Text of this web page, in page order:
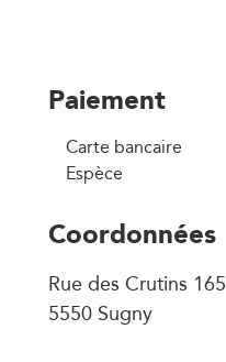
Paiement
Carte bancaire
Espèce
Coordonnées
Rue des Crutins 165
5550 Sugny